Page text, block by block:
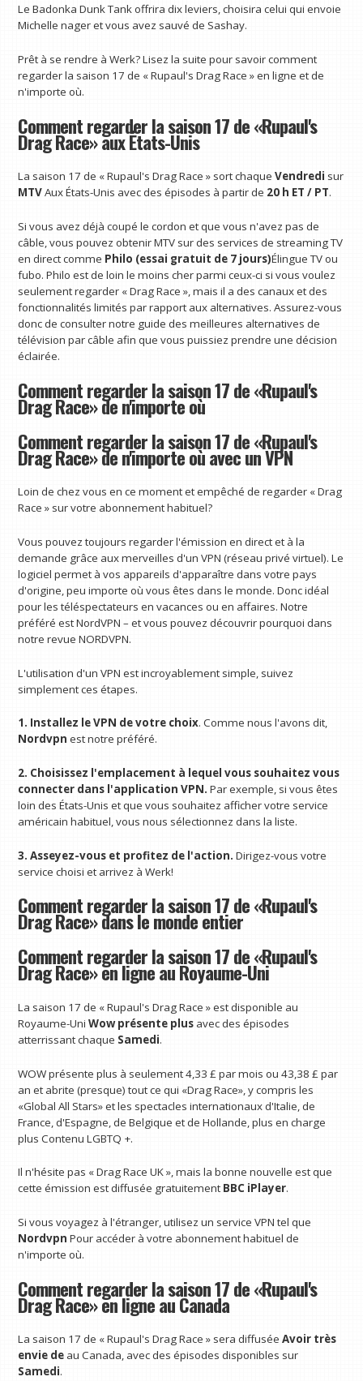
Le Badonka Dunk Tank offrira dix leviers, choisira celui qui envoie
Michelle nager et vous avez sauvé de Sashay.
Prêt à se rendre à Werk? Lisez la suite pour savoir comment
regarder la saison 17 de « Rupaul's Drag Race » en ligne et de
n'importe où.
Comment regarder la saison 17 de «Rupaul's
Drag Race» aux États-Unis
La saison 17 de « Rupaul's Drag Race » sort chaqueVendredi sur
MTVAux États-Unis avec des épisodes à partir de 20 h ET / PT.
Si vous avez déjà coupé le cordon et que vous n'avez pas de
câble, vous pouvez obtenir MTV sur des services de streaming TV
en direct comme Philo (essai gratuit de 7 jours)Élingue TV ou
fubo. Philo est de loin le moins cher parmi ceux-ci si vous voulez
seulement regarder « Drag Race », mais il a des canaux et des
fonctionnalités limités par rapport aux alternatives. Assurez-vous
donc de consulter notre guide des meilleures alternatives de
télévision par câble afin que vous puissiez prendre une décision
éclairée.
Comment regarder la saison 17 de «Rupaul's
Drag Race» de n'importe où
Comment regarder la saison 17 de «Rupaul's
Drag Race» de n'importe où avec un VPN
Loin de chez vous en ce moment et empêché de regarder « Drag
Race » sur votre abonnement habituel?
Vous pouvez toujours regarder l'émission en direct et à la
demande grâce aux merveilles d'un VPN (réseau privé virtuel). Le
logiciel permet à vos appareils d'apparaître dans votre pays
d'origine, peu importe où vous êtes dans le monde. Donc idéal
pour les téléspectateurs en vacances ou en affaires. Notre
préféré est NordVPN – et vous pouvez découvrir pourquoi dans
notre revue NORDVPN.
L'utilisation d'un VPN est incroyablement simple, suivez
simplement ces étapes.
1. Installez le VPN de votre choix. Comme nous l'avons dit,
Nordvpn est notre préféré.
2. Choisissez l'emplacement à lequel vous souhaitez vous
connecter dans l'application VPN.Par exemple, si vous êtes
loin des États-Unis et que vous souhaitez afficher votre service
américain habituel, vous nous sélectionnez dans la liste.
3. Asseyez-vous et profitez de l'action.Dirigez-vous votre
service choisi et arrivez à Werk!
Comment regarder la saison 17 de «Rupaul's
Drag Race» dans le monde entier
Comment regarder la saison 17 de «Rupaul's
Drag Race» en ligne au Royaume-Uni
La saison 17 de « Rupaul's Drag Race » est disponible au
Royaume-UniWow présente plus avec des épisodes
atterrissant chaque Samedi.
WOW présente plus à seulement 4,33 £ par mois ou 43,38 £ par
an et abrite (presque) tout ce qui «Drag Race», y compris les
«Global All Stars» et les spectacles internationaux d'Italie, de
France, d'Espagne, de Belgique et de Hollande, plus en charge
plus Contenu LGBTQ +.
Il n'hésite pas « Drag Race UK », mais la bonne nouvelle est que
cette émission est diffusée gratuitement BBC iPlayer.
Si vous voyagez à l'étranger, utilisez un service VPN tel que
Nordvpn Pour accéder à votre abonnement habituel de
n'importe où.
Comment regarder la saison 17 de «Rupaul's
Drag Race» en ligne au Canada
La saison 17 de « Rupaul's Drag Race » sera diffuséeAvoir très
envie de au Canada, avec des épisodes disponibles sur
Samedi.